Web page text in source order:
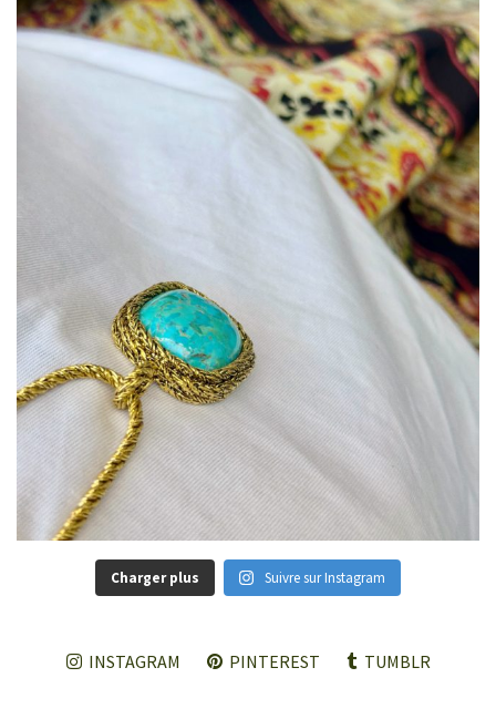
Charger plus Suivre sur Instagram
INSTAGRAM PINTEREST TUMBLR